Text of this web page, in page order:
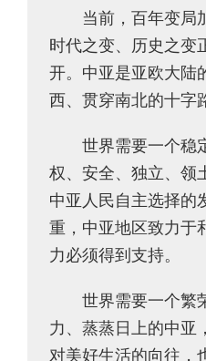
当前，百年变局加
时代之变、历史之变
开。中亚是亚欧大陆
西、贯穿南北的十字
世界需要一个稳
权、安全、独立、领
中亚人民自主选择的
重，中亚地区致力于
力必须得到支持。
世界需要一个繁
力、蒸蒸日上的中亚
对美好生活的向往，